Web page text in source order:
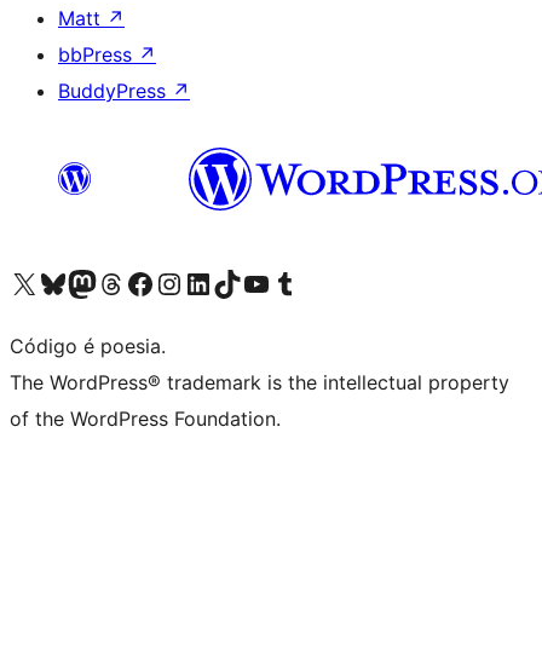
Matt ↗
bbPress ↗
BuddyPress ↗
Acessar nossa conta do X (antigo Twitter)
Acessar nossa conta do Bluesky
Acessar nossa conta do Mastodon
Acessar nossa conta do Threads
Acessar nossa página do Facebook
Acessar nossa conta do Instagram
Acessar nossa conta do LinkedIn
Acessar nossa conta do TikTok
Acessar nosso canal do YouTube
Acessar nossa conta no Tumblr
Código é poesia.
The WordPress® trademark is the intellectual property
of the WordPress Foundation.